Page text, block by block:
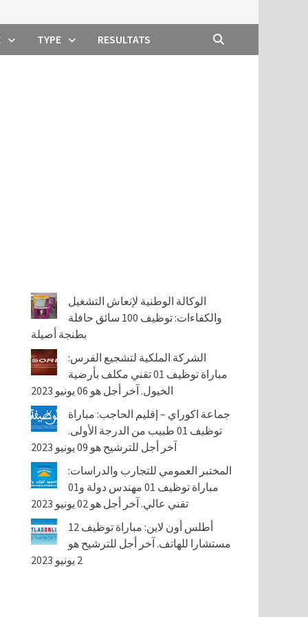
TYPE RESULTATS
الوكالة الوطنية لإنعاش التشغيل
والكفاءات: توظيف 100 سائق حافلة
بطنجة أصيلة
الشركة الملكية لتشجيع الفرس:
مباراة توظيف 01 تقني مكلف بأرضية
الخيول. آخر أجل هو 06 يونيو 2023
جماعة اكوراي – إقليم الحاجب: مباراة
توظيف 01 طبيب من الدرجة الأولى.
آخر أجل للترشيح هو 09 يونيو 2023
المختبر العمومي للتجارب والدراسات:
مباراة توظيف 01 مهندس دولة و01
تقني عالي. آخر أجل هو 02 يونيو 2023
أطلس أون لاين: مباراة توظيف 12
مستشارا للهاتف. آخر أجل للترشيح هو
2 يونيو 2023